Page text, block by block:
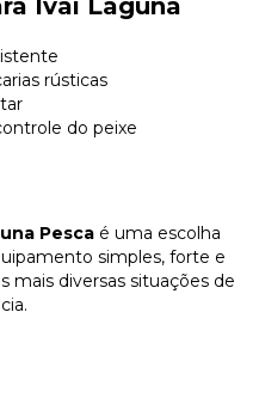
Ivaí Laguna
rústicas
do peixe
Pesca é uma escolha
simples, forte e
mais diversas situações de